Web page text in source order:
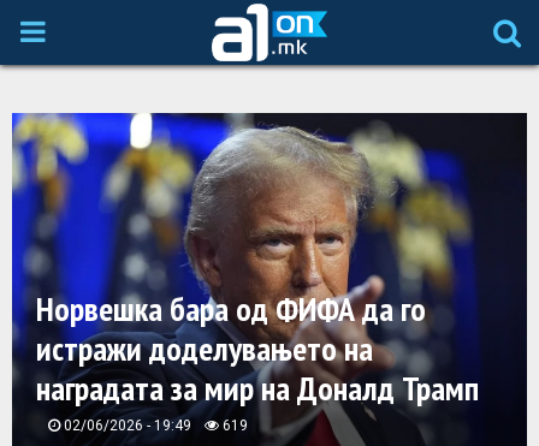
P
I
M
A
R
Норвешка бара од ФИФА да го
истражи доделувањето на
наградата за мир на Доналд Трамп
02/06/2026 - 19:49 619